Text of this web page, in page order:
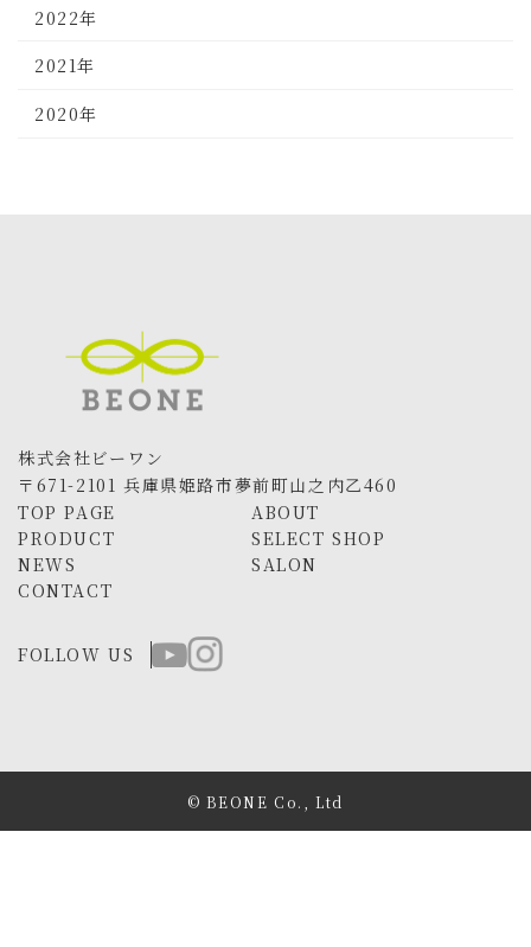
2022年
2021年
2020年
株式会社ビーワン
〒671-2101 兵庫県姫路市夢前町山之内乙460
TOP PAGE
ABOUT
PRODUCT
SELECT SHOP
NEWS
SALON
CONTACT
FOLLOW US
© BEONE Co., Ltd